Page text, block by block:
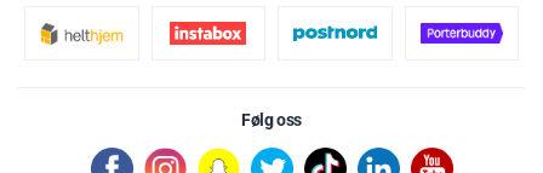
MERK:Kosttilskuddet bør ikke brukes som et alternativ til et variert
Følg oss